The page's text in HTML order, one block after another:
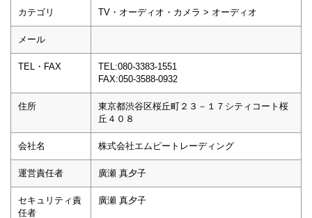
カテゴリ TV・オーディオ・カメラ > オーディオ
メール
TEL・FAX
TEL:080-3383-1551
FAX:050-3588-0932
住所
東京都渋谷区桜丘町２３－１７シティコート桜
丘４０８
会社名 株式会社エムピートレーディング
運営責任者 廣瀬 真夕子
セキュリティ責
任者
廣瀬 真夕子